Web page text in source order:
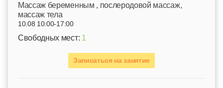
Mассаж беременным , послеродовой массаж,
массаж тела
10.08 10:00-17:00
Свободных мест: 1
Записаться на занятие